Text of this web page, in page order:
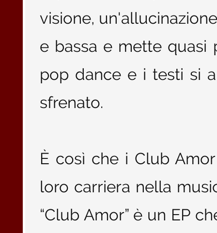
visione,
e bassa e mette quasi
pop dance e i testi si
sfrenato.
È così che i Club
loro carriera nella
“Club Amor” è un EP